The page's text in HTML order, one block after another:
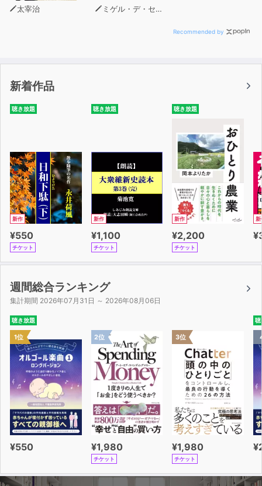
太宰治 ミゲル・デ・セルバンテス
Recommended by
新着作品
聴き放題
新作
¥550
チケット
聴き放題
新作
¥1,100
チケット
聴き放題
新作
¥2,200
チケット
新
週間総合ランキング
集計期間 2026年07月31日 ～ 2026年08月06日
聴き放題
1位
¥550
2位
¥1,980
チケット
3位
¥1,980
チケット
聴